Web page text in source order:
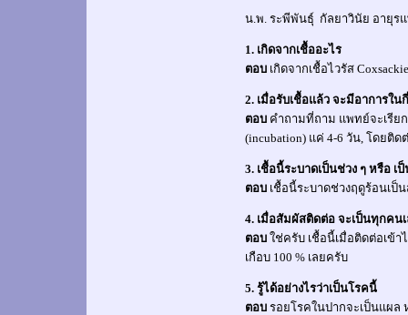
น.พ. ระพีพันธุ์ กัลยาวินัย อายุร
1. เกิดจากเชื้ออะไร
ตอบ เกิดจากเชื้อไวรัส
2. เมื่อรับเชื้อแล้ว จะมีอาการใ
ตอบ คำถามที่ถาม แพทย์จะเรีย
(incubation) แค่ 4-6 วัน, โดยติด
3. เชื้อนี้ระบาดเป็นช่วง ๆ หรือ เ
ตอบ เชื้อนี้ระบาดช่วงฤดูร้อนเ
4. เมื่อสัมผัสติดต่อ จะเป็นทุกคน
ตอบ ใช่ครับ เชื้อนี้เมื่อติดต่อเข้
เกือบ 100 % เลยครับ
5. รู้ได้อย่างไรว่าเป็นโรคนี้
ตอบ รอยโรคในปากจะเป็นแผล